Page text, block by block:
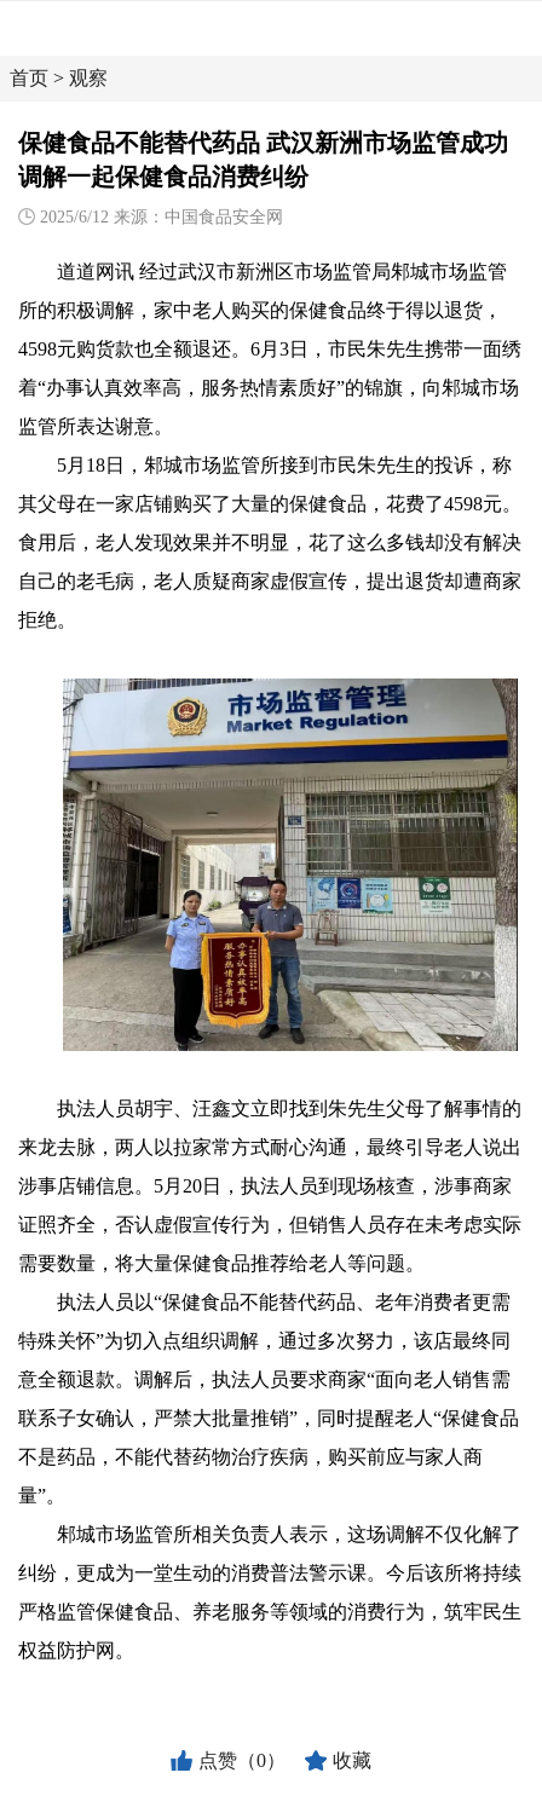
首页 > 观察
保健食品不能替代药品 武汉新洲市场监管成功
调解一起保健食品消费纠纷
2025/6/12 来源：中国食品安全网
道道网讯 经过武汉市新洲区市场监管局邾城市场监管
所的积极调解，家中老人购买的保健食品终于得以退货，
4598元购货款也全额退还。6月3日，市民朱先生携带一面绣
着“办事认真效率高，服务热情素质好”的锦旗，向邾城市场
监管所表达谢意。
5月18日，邾城市场监管所接到市民朱先生的投诉，称
其父母在一家店铺购买了大量的保健食品，花费了4598元。
食用后，老人发现效果并不明显，花了这么多钱却没有解决
自己的老毛病，老人质疑商家虚假宣传，提出退货却遭商家
拒绝。
执法人员胡宇、汪鑫文立即找到朱先生父母了解事情的
来龙去脉，两人以拉家常方式耐心沟通，最终引导老人说出
涉事店铺信息。5月20日，执法人员到现场核查，涉事商家
证照齐全，否认虚假宣传行为，但销售人员存在未考虑实际
需要数量，将大量保健食品推荐给老人等问题。
执法人员以“保健食品不能替代药品、老年消费者更需
特殊关怀”为切入点组织调解，通过多次努力，该店最终同
意全额退款。调解后，执法人员要求商家“面向老人销售需
联系子女确认，严禁大批量推销”，同时提醒老人“保健食品
不是药品，不能代替药物治疗疾病，购买前应与家人商
量”。
邾城市场监管所相关负责人表示，这场调解不仅化解了
纠纷，更成为一堂生动的消费普法警示课。今后该所将持续
严格监管保健食品、养老服务等领域的消费行为，筑牢民生
权益防护网。
点赞（0） 收藏